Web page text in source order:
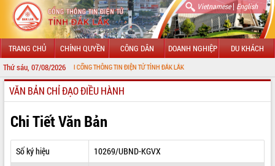
Vietnamese| English
TRANG CHỦ CHÍNH QUYỀN CÔNG DÂN DOANH NGHIỆP DU KHÁCH
Thứ sáu, 07/08/2026
ĐẾN VỚI CỔNG THÔNG TIN ĐIỆN TỬ TỈNH ĐẮK LẮK
GIỚI THIỆU
LÃNH ĐẠO UBND TỈNH
TIN TỨC SỰ KIỆN
VĂN BẢN CHỈ ĐẠO ĐIỀU HÀNH
Chi Tiết Văn Bản
Số ký hiệu
10269/UBND-KGVX